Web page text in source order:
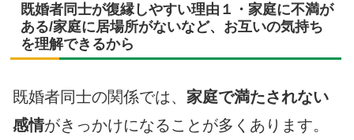
既婚者同士が復縁しやすい理由１・家庭に不満が
ある/家庭に居場所がないなど、お互いの気持ち
を理解できるから
既婚者同士の関係では、 家庭で満たされない
感情がきっかけになることが多くあります。